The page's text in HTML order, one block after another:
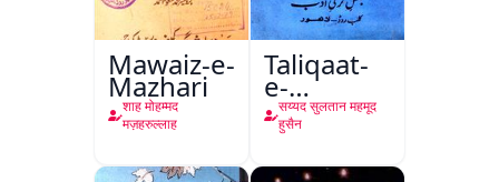
Mawaiz-e-
Mazhari
शाह मोहम्मद
मज़हरुल्लाह
Taliqaat-
e-
Khutbat-
e-Garcin
सय्यद सुलतान महमूद
हुसैन